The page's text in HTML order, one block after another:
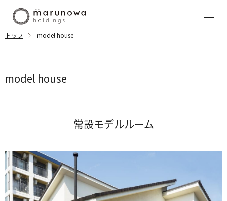
トップ model house
model house
常設モデルルーム